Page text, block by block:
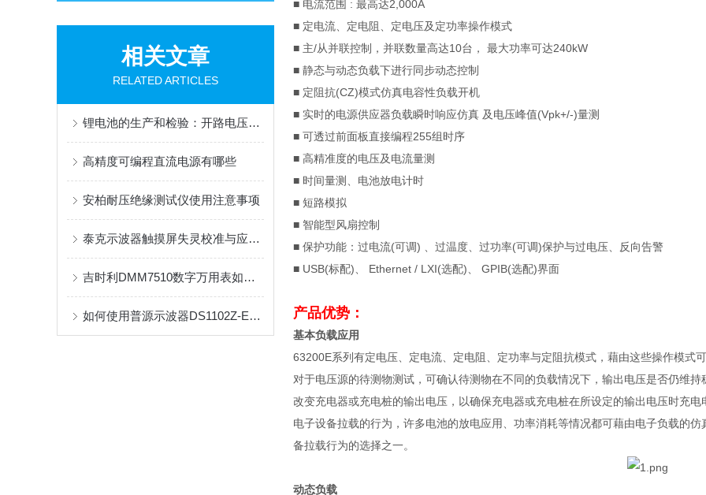
相关文章
RELATED ARTICLES
锂电池的生产和检验：开路电压（OCV）检测
高精度可编程直流电源有哪些
安柏耐压绝缘测试仪使用注意事项
泰克示波器触摸屏失灵校准与应急处理方法
吉时利DMM7510数字万用表如何测直流电压？
如何使用普源示波器DS1102Z-E完成基础电路测试
■ 电流范围 : 最高达2,000A
■ 定电流、定电阻、定电压及定功率操作模式
■ 主/从并联控制，并联数量高达10台， 最大功率可达240kW
■ 静态与动态负载下进行同步动态控制
■ 定阻抗(CZ)模式仿真电容性负载开机
■ 实时的电源供应器负载瞬时响应仿真 及电压峰值(Vpk+/-)量测
■ 可透过前面板直接编程255组时序
■ 高精准度的电压及电流量测
■ 时间量测、电池放电计时
■ 短路模拟
■ 智能型风扇控制
■ 保护功能：过电流(可调) 、过温度、过功率(可调)保护与过电压、反向告警
■ USB(标配) Ethernet / LXI(选配) GPIB(选配)界面
产品优势：
基本负载应用
63200E系列有定电压、定电流、定电阻、定功率与定阻抗模式，藉由这些操作模式
对于电压源的待测物测试，可确认待测物在不同的负载情况下，输出电压是否仍维
改变充电器或充电桩的输出电压，以确保充电器或充电桩在所设定的输出电压时充
电子设备拉载的行为，许多电池的放电应用、功率消耗等情况都可藉由电子负载的
备拉载行为的选择之一。
动态负载